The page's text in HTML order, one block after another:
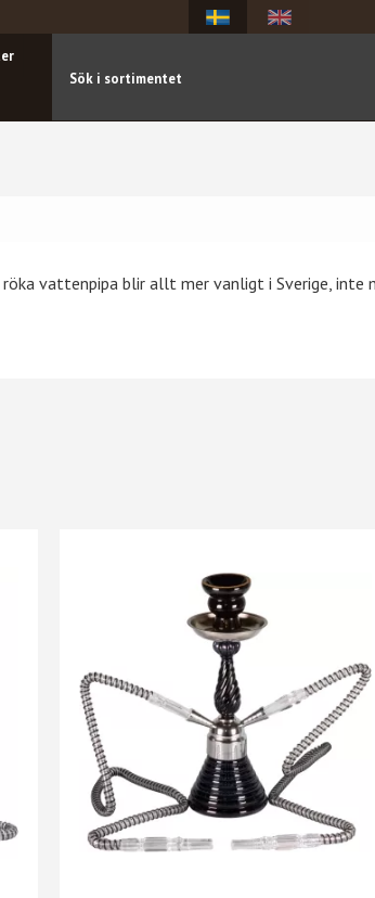
vattenpipa blir allt mer vanligt i Sverige, inte